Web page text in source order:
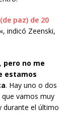
paz) de 20
«, indicó Zeenski,
, pero no me
estamos
. Hay uno o dos
vamos muy
durante el último